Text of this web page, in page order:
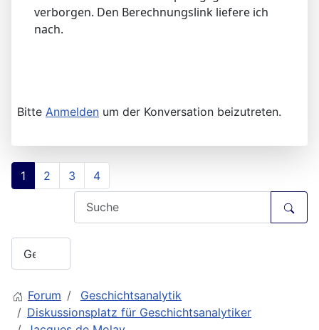
verborgen. Den Berechnungslink liefere ich
nach.
Bitte Anmelden um der Konversation beizutreten.
1 2 3 4
Forum
Geschichtsanalytik
Diskussionsplatz für Geschichtsanalytiker